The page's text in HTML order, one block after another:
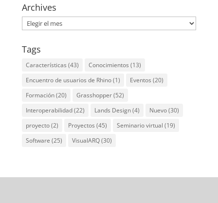
Archives
Archives
Tags
Características (43) Conocimientos (13)
Encuentro de usuarios de Rhino(1) Eventos (20)
Formación(20) Grasshopper(52)
Interoperabilidad(22) Lands Design(4) Nuevo(30)
proyecto(2) Proyectos (45) Seminario virtual (19)
Software (25) VisualARQ(30)